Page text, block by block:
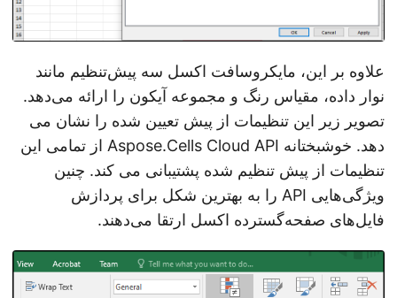
علاوه بر این، مایکروسافت اکسل سه پیش‌تنظیم مانند
نوار داده، مقیاس رنگ و مجموعه آیکون را ارائه می‌دهد.
تصویر زیر این تنظیمات از پیش تعیین شده را نشان می
دهد. خوشبختانه Aspose.Cells Cloud API از تمامی این
تنظیمات از پیش تنظیم شده پشتیبانی می کند. چنین
ویژگی‌هایی API را به بهترین شکل برای پردازش
فایل‌های صفحه‌گسترده اکسل ارتقا می‌دهند.